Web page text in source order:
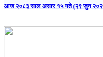
आज २०८३ साल असार १५ गते (२९ जुन